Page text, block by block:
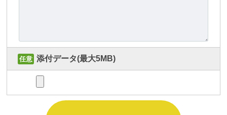
任意 添付データ(最大5MB)